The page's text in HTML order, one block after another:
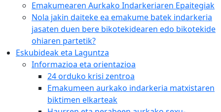
Emakumearen Aurkako Indarkeriaren Epaitegiak
Nola jakin daiteke ea emakume batek indarkeria
jasaten duen bere bikotekidearen edo bikotekide
ohiaren partetik?
Eskubideak eta Laguntza
Informazioa eta orientazioa
24 orduko krisi zentroa
Emakumeen aurkako indarkeria matxistaren
biktimen elkarteak